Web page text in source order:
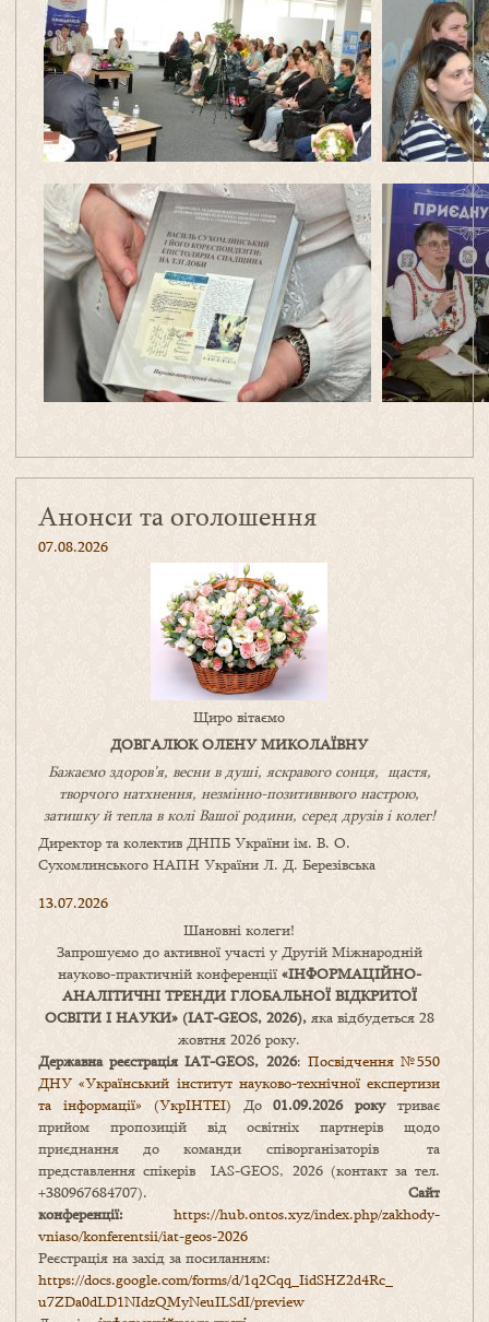
Анонси та оголошення
07.08.2026
Щиро вітаємо
ДОВГАЛЮК ОЛЕНУ МИКОЛАЇВНУ
Бажаємо здоров’я, весни в душі, яскравого сонця, щастя,
творчого натхнення, незмінно-позитивнвого настрою,
затишкуйтепла в коліВашоїродини, серед друзів і колег!
Директор та колектив ДНПБ України ім. В. О.
Сухомлинського НАПН України Л. Д. Березівська
13.07.2026
Шановні колеги!
Запрошуємо до активної участі у Другій Міжнародній
науково-практичній конференції «ІНФОРМАЦІЙНО-
АНАЛІТИЧНІ ТРЕНДИ ГЛОБАЛЬНОЇ ВІДКРИТОЇ
ОСВІТИ І НАУКИ» (IAT-GEOS, 2026),яка відбудеться 28
жовтня 2026 року.
Державна реєстрація IAT-GEOS, 2026: Посвідчення №550
ДНУ «Український інститут науково-технічної експертизи
та інформації» (УкрІНТЕІ) До01.09.2026 рокутриває
прийом пропозицій від освітніх партнерів щодо
приєднання до команди співорганізаторів та
представлення спікерів IAS-GEOS, 2026 (контакт за тел.
+380967684707). Сайт
конференції: https://hub.ontos.xyz/index.php/zakhody-
vniaso/konferentsii/iat-geos-2026
Реєстрація на захід за посиланням:
https://docs.google.com/forms/d/1q2Cqq_IidSHZ2d4Rc_
u7ZDa0dLD1NIdzQMyNeuILSdI/preview